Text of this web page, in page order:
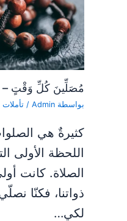
مُصَلِّينَ كُلِّ وَقْتٍ –
بواسطة Admin
/تأملات
كثيرةٌ هي
اللحظة الأولى
الصلاة. كانت
ذواتنا، فكنّا
لكي…